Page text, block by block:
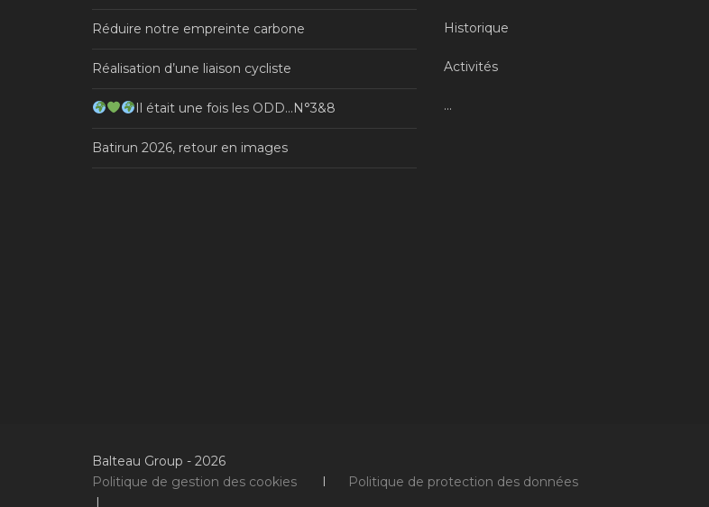
Réduire notre empreinte carbone
Réalisation d’une liaison cycliste
Il était une fois les ODD…N°3&8
Batirun 2026, retour en images
Historique
Activités
...
Balteau Group - 2026
Politique de gestion des cookies I
Politique de protection des données
I